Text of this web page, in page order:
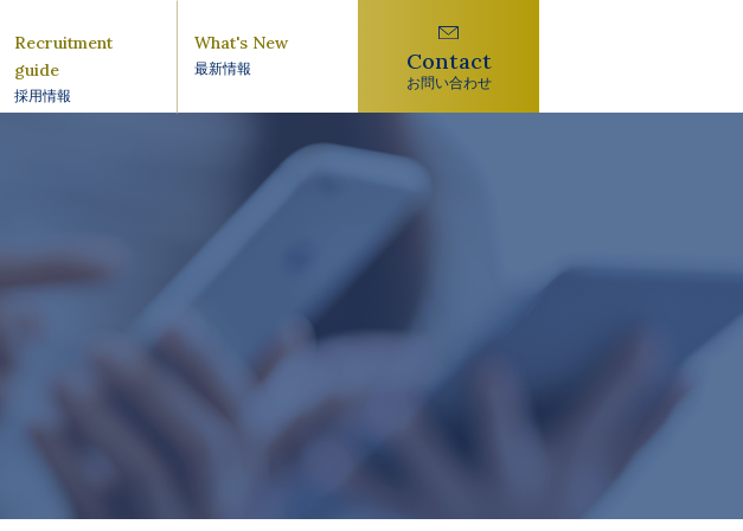
Recruitment
guide
採用情報
What's New
最新情報 Contact
お問い合わせ